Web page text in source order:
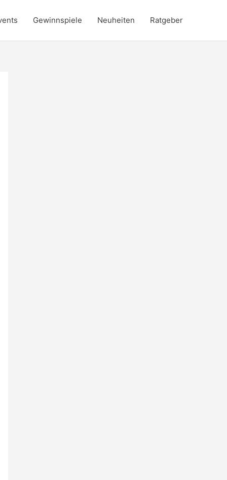
Gewinnspiele Neuheiten Ratgeber